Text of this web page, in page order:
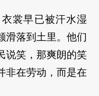
裳早已被汗水湿
滑落到土里。他们
说笑，那爽朗的笑
在劳动，而是在